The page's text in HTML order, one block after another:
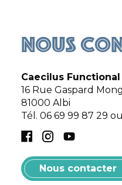
Nous
Caecilus
16 Rue Gaspard
81000 Albi
Tél. 06 69 99 87 29
Nous contacter